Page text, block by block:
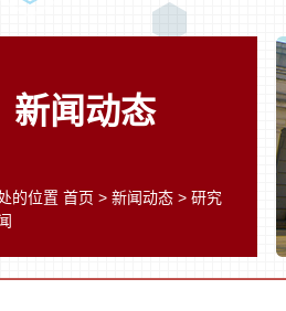
新闻动态
的位置 首页 > 新闻动态 > 研究